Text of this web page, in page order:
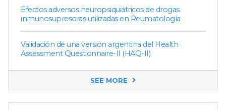
Efectos adversos neuropsiquiátricos de drogas
inmunosupresoras utilizadas en Reumatología
Validación de una versión argentina del Health
Assessment Questionnaire-II (HAQ-II)
SEE MORE